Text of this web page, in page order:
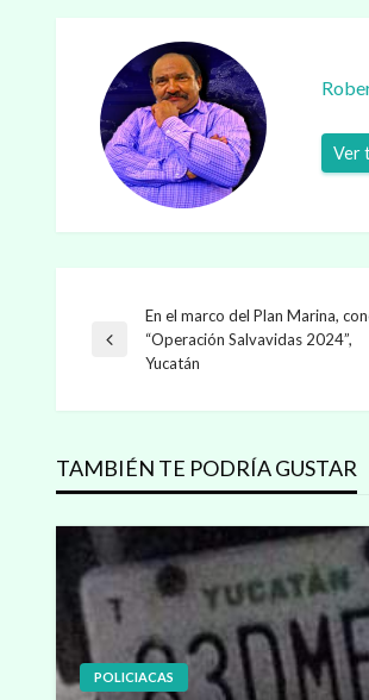
Ver
Navegación
de
entradas
Entrada
En el marco del Plan Marina,
“Operación Salvavidas
Yucatán
TAMBIÉN TE PODRÍA GUSTAR
POLICIACAS